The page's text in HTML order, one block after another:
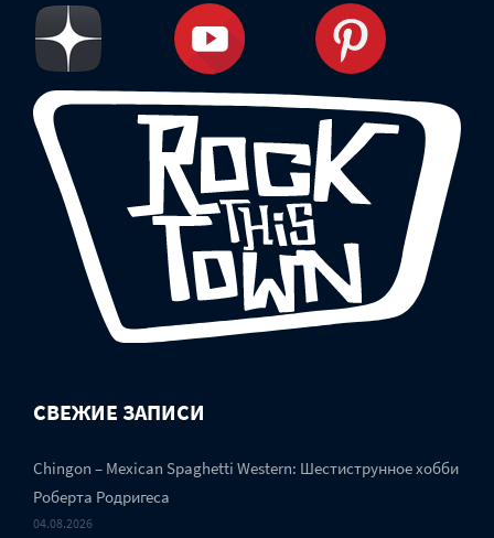
СВЕЖИЕ ЗАПИСИ
Chingon – Mexican Spaghetti Western: Шестиструнное хобби
Роберта Родригеса
04.08.2026